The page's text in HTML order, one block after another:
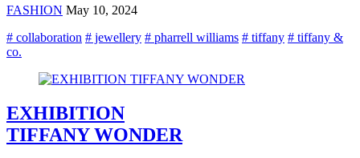
FASHION May 10, 2024
# collaboration # jewellery # pharrell williams # tiffany # tiffany &
co.
EXHIBITION
TIFFANY WONDER